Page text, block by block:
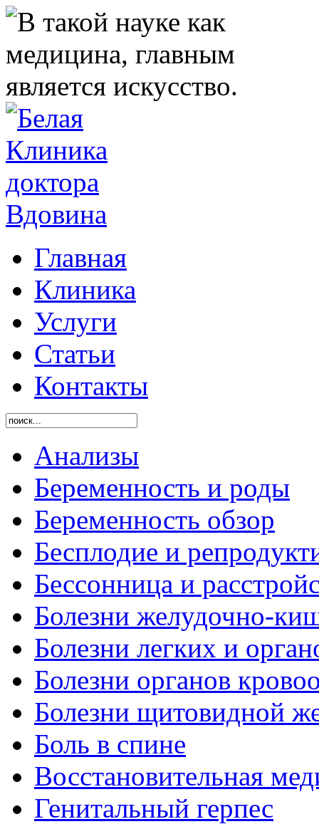
Главная
Клиника
Услуги
Статьи
Контакты
Анализы
Беременность и роды
Беременность обзор
Бесплодие и
Бессонница и
Болезни желудочно-
Болезни легких и
Болезни органов
Болезни щитовидной
Боль в спине
Восстановительная
Генитальный герпес